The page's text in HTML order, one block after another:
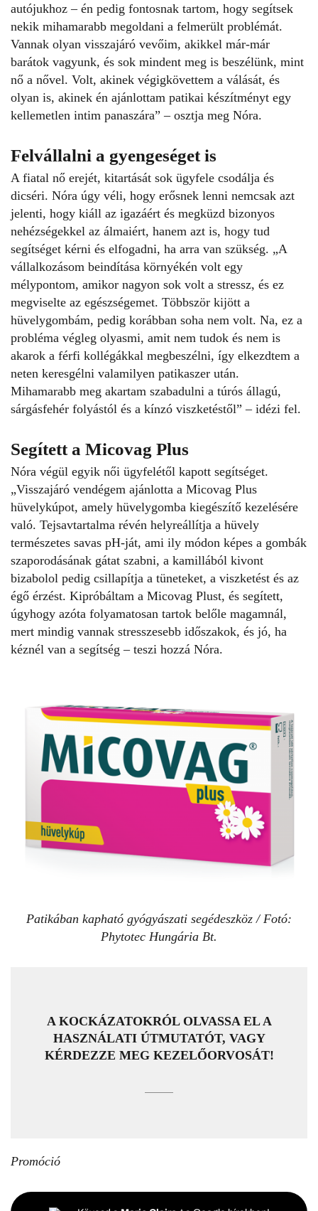
autójukhoz – én pedig fontosnak tartom, hogy segítsek
nekik mihamarabb megoldani a felmerült problémát.
Vannak olyan visszajáró vevőim, akikkel már-már
barátok vagyunk, és sok mindent meg is beszélünk, mint
nő a nővel. Volt, akinek végigkövettem a válását, és
olyan is, akinek én ajánlottam patikai készítményt egy
kellemetlen intim panaszára” – osztja meg Nóra.
Felvállalni a gyengeséget is
A fiatal nő erejét, kitartását sok ügyfele csodálja és
dicséri. Nóra úgy véli, hogy erősnek lenni nemcsak azt
jelenti, hogy kiáll az igazáért és megküzd bizonyos
nehézségekkel az álmaiért, hanem azt is, hogy tud
segítséget kérni és elfogadni, ha arra van szükség. „A
vállalkozásom beindítása környékén volt egy
mélypontom, amikor nagyon sok volt a stressz, és ez
megviselte az egészségemet. Többször kijött a
hüvelygombám, pedig korábban soha nem volt. Na, ez a
probléma végleg olyasmi, amit nem tudok és nem is
akarok a férfi kollégákkal megbeszélni, így elkezdtem a
neten keresgélni valamilyen patikaszer után.
Mihamarabb meg akartam szabadulni a túrós állagú,
sárgásfehér folyástól és a kínzó viszketéstől” – idézi fel.
Segített a Micovag Plus
Nóra végül egyik női ügyfelétől kapott segítséget.
„Visszajáró vendégem ajánlotta a Micovag Plus
hüvelykúpot, amely hüvelygomba kiegészítő kezelésére
való. Tejsavtartalma révén helyreállítja a hüvely
természetes savas pH-ját, ami ily módon képes a gombák
szaporodásának gátat szabni, a kamillából kivont
bizabolol pedig csillapítja a tüneteket, a viszketést és az
égő érzést. Kipróbáltam a Micovag Plust, és segített,
úgyhogy azóta folyamatosan tartok belőle magamnál,
mert mindig vannak stresszesebb időszakok, és jó, ha
kéznél van a segítség – teszi hozzá Nóra.
Patikában kapható gyógyászati segédeszköz / Fotó:
Phytotec Hungária Bt.
A KOCKÁZATOKRÓL OLVASSA EL A
HASZNÁLATI ÚTMUTATÓT, VAGY
KÉRDEZZE MEG KEZELŐORVOSÁT!
Promóció